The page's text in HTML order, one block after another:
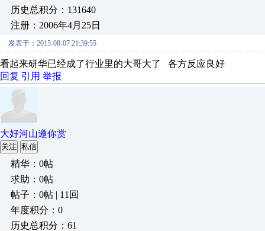
历史总积分：131640
注册：2006年4月25日
发表于：2015-08-07 21:39:55
看起来研华已经成了行业里的大哥大了 各方反应良好
回复 引用 举报
大好河山邀你赏
关注 私信
精华：0帖
求助：0帖
帖子：0帖 | 11回
年度积分：0
历史总积分：61